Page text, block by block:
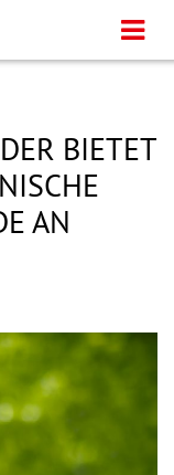
BIETET
AN